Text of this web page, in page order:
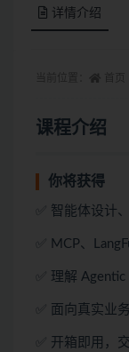
详情介绍
课程介绍
你将获得
✅ 智能体设计
✅ MCP、
✅ 理解
✅ 面向真实业
✅ 开箱即用，